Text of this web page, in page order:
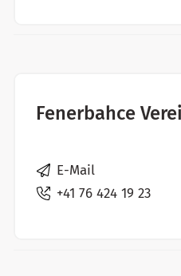
Fenerbahce
E-Mail
+41 76 424 19 23